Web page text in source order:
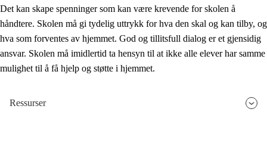
3.4 Opplæring i lærebedrift og arbeidsliv
3.5 Profesjonsfellesskap og skoleutvikling
Det kan skape spenninger som kan være krevende for skolen å
håndtere. Skolen må gi tydelig uttrykk for hva den skal og kan tilby, og
hva som forventes av hjemmet. God og tillitsfull dialog er et gjensidig
ansvar. Skolen må imidlertid ta hensyn til at ikke alle elever har samme
mulighet til å få hjelp og støtte i hjemmet.
Ressurser